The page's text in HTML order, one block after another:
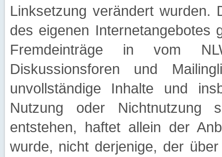
Linksetzung verändert wurden.
des eigenen Internetangebotes
Fremdeinträge in vom
Diskussionsforen und
unvollständige Inhalte und
Nutzung oder Nichtnutzung
entstehen, haftet allein der
wurde, nicht derjenige, der